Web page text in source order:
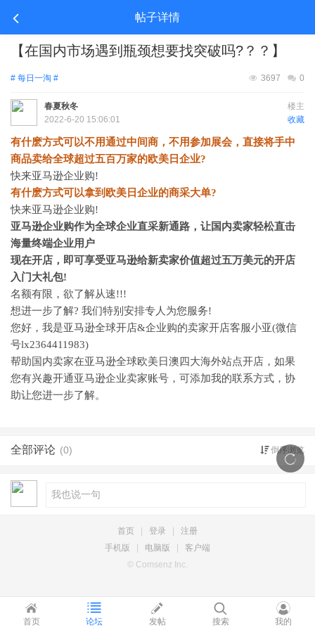
帖子详情
【在国内市场遇到瓶颈想要找突破吗?？？】
# 每日一淘 # 0
3697
楼主
春夏秋冬
收藏
2022-6-20 15:06:01
有什麽方式可以不用通过中间商，不用参加展会，直接将手中
商品卖给全球超过五百万家的欧美日企业?
快来亚马逊企业购!
有什麽方式可以拿到欧美日企业的商采大单?
快来亚马逊企业购!
亚马逊企业购作为全球企业直采新通路，让国内卖家轻松直击
海量终端企业用户
现在开店，即可享受亚马逊给新卖家价值超过五万美元的开店
入门大礼包!
名额有限，欲了解从速!!!
想进一步了解? 我们特别安排专人为您服务!
您好，我是亚马逊全球开店&企业购的卖家开店客服小亚(微信
号lx2364411983)
帮助国内卖家在亚马逊全球欧美日澳四大海外站点开店，如果
您有兴趣开通亚马逊企业卖家账号，可添加我的联系方式，协
助让您进一步了解。
全部评论 (0) 倒序浏览
首页 登录
注册
手机版
电脑版
客户端
© Comsenz Inc.
首页 论坛 发帖 搜索 我的